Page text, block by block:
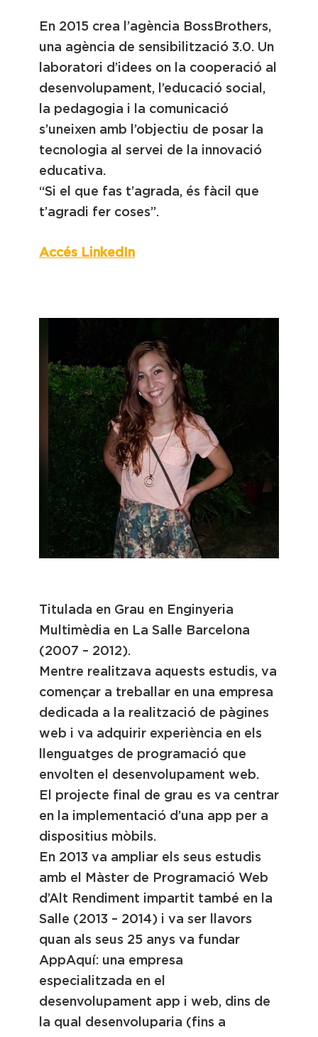
En 2015 crea l’agència BossBrothers,
una agència de sensibilització 3.0. Un
laboratori d’idees on la cooperació al
desenvolupament, l’educació social,
la pedagogia i la comunicació
s’uneixen amb l’objectiu de posar la
tecnologia al servei de la innovació
educativa.
“Si el que fas t’agrada, és fàcil que
t’agradi fer coses”.
Accés LinkedIn
Titulada en Grau en Enginyeria
Multimèdia en La Salle Barcelona
(2007 – 2012).
Mentre realitzava aquests estudis, va
començar a treballar en una empresa
dedicada a la realització de pàgines
web i va adquirir experiència en els
llenguatges de programació que
envolten el desenvolupament web.
El projecte final de grau es va centrar
en la implementació d’una app per a
dispositius mòbils.
En 2013 va ampliar els seus estudis
amb el Màster de Programació Web
d’Alt Rendiment impartit també en la
Salle (2013 – 2014) i va ser llavors
quan als seus 25 anys va fundar
AppAquí: una empresa
especialitzada en el
desenvolupament app i web, dins de
la qual desenvoluparia (fins a